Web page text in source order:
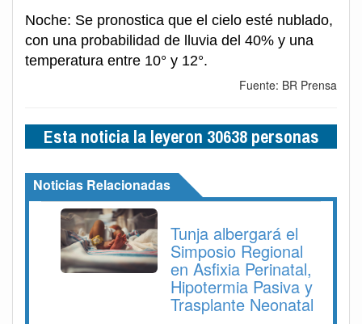
Noche: Se pronostica que el cielo esté nublado,
con una probabilidad de lluvia del 40% y una
temperatura entre 10° y 12°.
Fuente: BR Prensa
Esta noticia la leyeron 30638 personas
Noticias Relacionadas
Tunja albergará el
Simposio Regional
en Asfixia Perinatal,
Hipotermia Pasiva y
Trasplante Neonatal